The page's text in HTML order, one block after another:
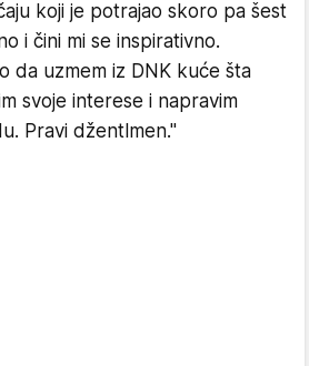
koji je potrajao skoro pa šest
i čini mi se inspirativno.
da uzmem iz DNK kuće šta
svoje interese i napravim
Pravi džentlmen."